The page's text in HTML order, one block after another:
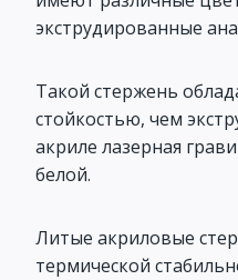
экструдированные
Такой стержень
стойкостью, чем
акриле лазерная
белой.
Литые акриловые
термической